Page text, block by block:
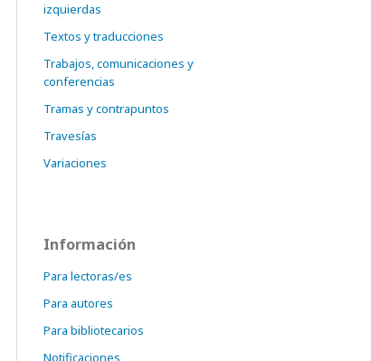
izquierdas
Textos y traducciones
Trabajos, comunicaciones y
conferencias
Tramas y contrapuntos
Travesías
Variaciones
Información
Para lectoras/es
Para autores
Para bibliotecarios
Notificaciones